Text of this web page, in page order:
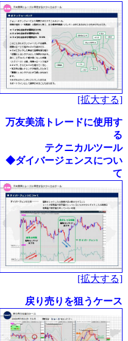
[拡大する]
万友美流トレードに使用す
る
テクニカルツール
◆ダイバージェンスについ
て
[拡大する]
戻り売りを狙うケース